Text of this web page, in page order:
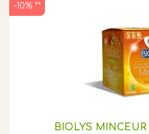
BIOLYS MINCEUR
-10% **